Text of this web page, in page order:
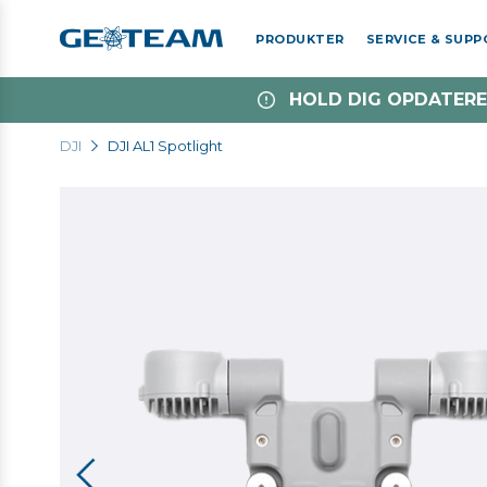
PRODUKTER SERVICE &
HOLD DIG
DJI DJI AL1 Spotlight